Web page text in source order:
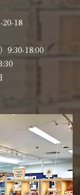
20-18
9:30-18:00